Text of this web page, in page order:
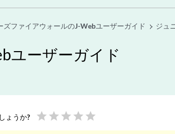
ズファイアウォールのJ-Webユーザーガイド ジュ
ユーザーガイド
ょうか? star star star star star